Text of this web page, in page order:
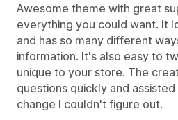
Awesome theme with great
everything you could want. It
and has so many different
information. It's also easy to
unique to your store. The
questions quickly and
change I couldn't figure out.